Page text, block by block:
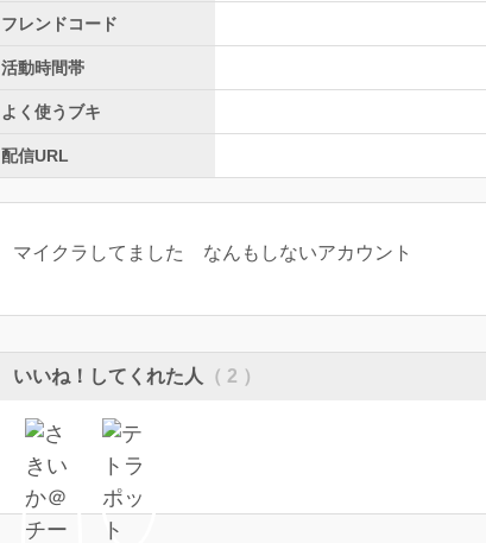
フレンドコード
活動時間帯
よく使うブキ
配信URL
マイクラしてました なんもしないアカウント
いいね！してくれた人 （ 2 ）